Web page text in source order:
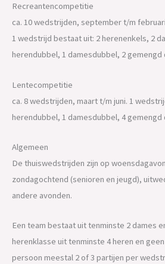
Recreantencompetitie
ca. 10 wedstrijden, september t/m
1 wedstrijd bestaat uit: 2 herenenkels, 2
herendubbel, 1 damesdubbel, 2 gemengd
Lentecompetitie
ca. 8 wedstrijden, maart t/m juni. 1
herendubbel, 1 damesdubbel, 4 gemengd
Algemeen
De thuiswedstrijden zijn op
zondagochtend (senioren en jeugd),
andere avonden.
Een team bestaat uit tenminste 2 dames
herenklasse uit tenminste 4 heren en
persoon meestal 2 of 3 partijen per